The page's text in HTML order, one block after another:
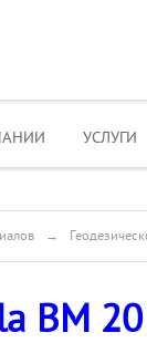
УСЛУГИ
→
BM